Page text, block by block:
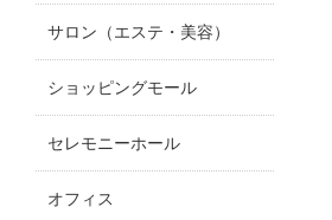
サロン（エステ・美容）
ショッピングモール
セレモニーホール
オフィス